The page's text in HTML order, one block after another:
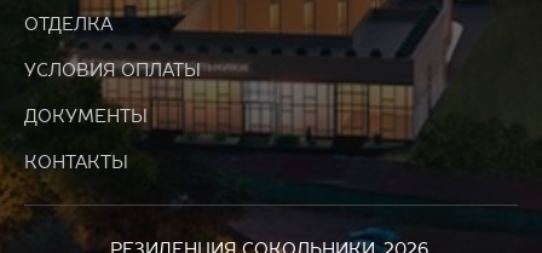
ОТДЕЛКА
УСЛОВИЯ ОПЛАТЫ
ДОКУМЕНТЫ
КОНТАКТЫ